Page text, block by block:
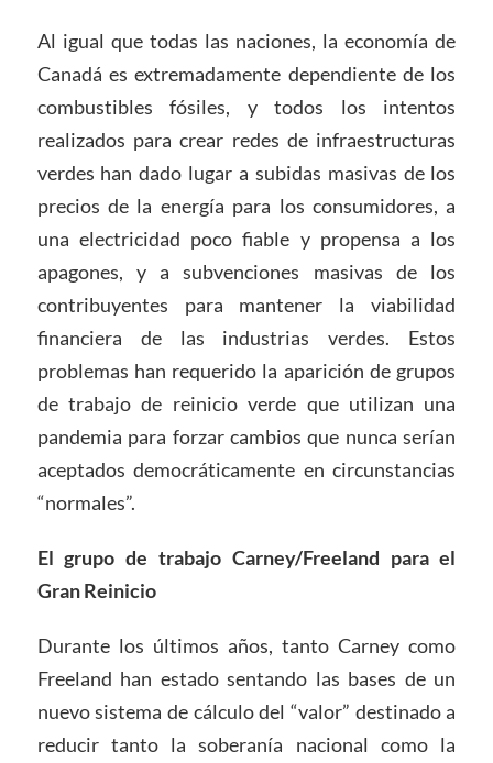
Al igual que todas las naciones, la economía de
Canadá es extremadamente dependiente de los
combustibles fósiles, y todos los intentos
realizados para crear redes de infraestructuras
verdes han dado lugar a subidas masivas de los
precios de la energía para los consumidores, a
una electricidad poco fiable y propensa a los
apagones, y a subvenciones masivas de los
contribuyentes para mantener la viabilidad
financiera de las industrias verdes. Estos
problemas han requerido la aparición de grupos
de trabajo de reinicio verde que utilizan una
pandemia para forzar cambios que nunca serían
aceptados democráticamente en circunstancias
“normales”.
El grupo de trabajo Carney/Freeland para el
Gran Reinicio
Durante los últimos años, tanto Carney como
Freeland han estado sentando las bases de un
nuevo sistema de cálculo del “valor” destinado a
reducir tanto la soberanía nacional como la